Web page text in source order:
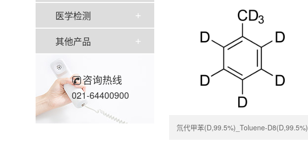
医学检测
其他产品
咨询热线
021-64400900
氘代甲苯(D,99.5%)_Toluene-D8(D,99.5%)